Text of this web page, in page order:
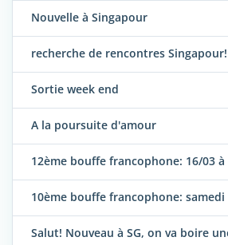
Nouvelle à Singapour
recherche de rencontres Singapour!
Sortie week end
A la poursuite d'amour
12ème bouffe francophone: 16/03 à
10ème bouffe francophone: samedi
Salut! Nouveau à SG, on va boire